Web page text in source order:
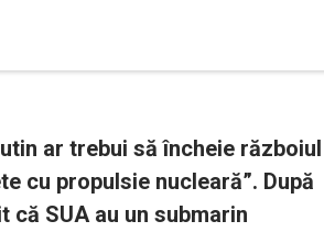
ar trebui să încheie războiul
cu propulsie nucleară”. După
SUA au un submarin